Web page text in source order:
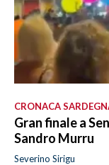
CRONACA
Gran finale a
Sandro Murru
Severino Sirigu